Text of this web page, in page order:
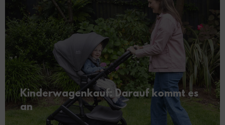
Kinderwagenkauf: Darauf kommt es
an